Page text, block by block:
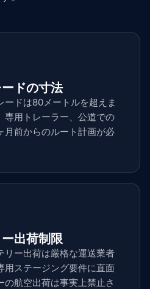
ドの寸法
ードは80メートルを超えま
専用トレーラー、公道での
月前からのルート計画が必
出荷制限
ー出荷は厳格な運送業者
用ステージング要件に直面
の航空出荷は事実上禁止さ